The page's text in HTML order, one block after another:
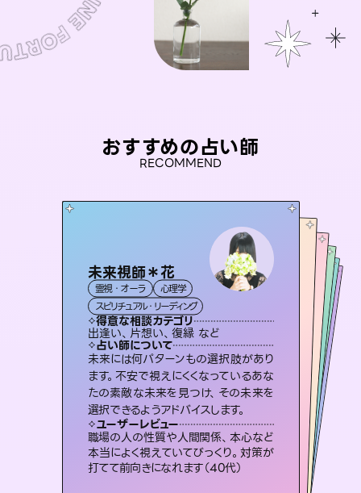
おすすめの占い師
RECOMMEND
未来視師＊花
霊視・オーラ
心理学
スピリチュアル・リーディング
得意な相談カテゴリ
出逢い、片想い、復縁 など
占い師について
未来には何パターンもの選択肢があり
ます。不安で視えにくくなっているあな
たの素敵な未来を見つけ、その未来を
選択できるようアドバイスします。
ユーザーレビュー
職場の人の性質や人間関係、本心など
本当によく視えていてびっくり。対策が
打てて前向きになれます（40代）
おう 霊感オラクル
霊視・オーラ
オラクルカード
得意な相談カテゴリ
恋愛総合、あの人の気持ち など
占い師について
霊視×オラクルカードを使って「今」と
「未来」そして「気になるあの人の気持
ち」まで丁寧に読み解き、恋や人生のヒ
ントを優しく引き出します。
ユーザーレビュー
不安な気持ちが嘘みたいに晴れまし
た…！よく視えていらっしゃるんだなと
感じました（40代 女性）
桃源珠羽（ とうげんみう）
霊視・オーラ
スピリチュアル・リーディング
得意な相談カテゴリ
片想い、あの人の気持ち、復縁 など
占い師について
恋愛のお悩みの中でも特に「曖昧な関
係」の相談を得意としており、友達以上
恋人未満なお相手との今後や本音を丁
寧に読み解き恋愛成就へと導きます。
ユーザーレビュー
鑑定していただいてアドバイス通りに行
動すると仲が復活してきました。ありが
とうございました（40代 女性）
セラピスト理恵
霊視・オーラ
スピリチュアル・リーディング
得意な相談カテゴリ
片想い、二人の未来、年の差 など
占い師について
連絡再開、復縁、成就などの報告実績多数。セラピストとして2万超の施術経験があるからこそできる鑑定で、より良い未来をサポートします。
ユーザーレビュー
とても心温まる鑑定でした。しかもこち
らは何も言っていないのに視えていらっ
しゃるんだなと驚きです（30代女性）
彗望
霊視・オーラ
スピリチュアル・リーディング
得意な相談カテゴリ
片想い、あの人の気持ち、復縁 など
占い師について
3,700年以上の歴史を持つ東洋最古の
占術「易占」で詳細まで占い、幸せへ向
かう道筋を示します。厳しい結果にも具
体的な対策をお伝えします。
ユーザーレビュー
複雑な背景もしっかり聞いて鑑定して
いただけました。気持ちが楽になりまし
た（50代 女性）
アイリス -iris-
西洋占星術 タロット
ルーン
得意な相談カテゴリ
恋愛総合、片想い、二人の未来 など
占い師について
復縁、恋愛、不倫の行方、同性愛や片
思い、仕事関係や借金問題まで知りた
いことや心の負担になっていることを
紐解き、背中をそっと押して導きます。
ユーザーレビュー
安心感のあり、言い切ってくれる所や濁
さない鑑定のおかげで、毎回自分の気
持ちを整えられます（30代 男性）